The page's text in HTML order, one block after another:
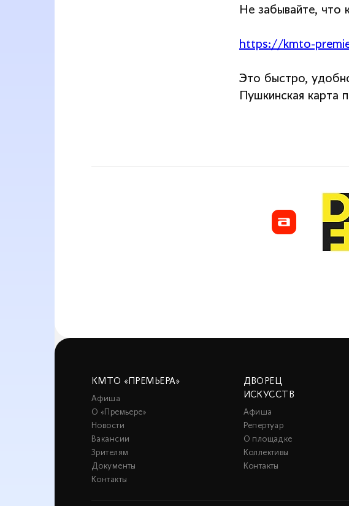
Не забывайте, что
https://kmto-
Это быстро,
Пушкинская карта
КМТО «ПРЕМЬЕРА»
Афиша
О «Премьере»
Новости
Вакансии
Зрителям
Документы
Контакты
ДВОРЕЦ
ИСКУССТВ
Афиша
Репертуар
О площадке
Коллективы
Контакты